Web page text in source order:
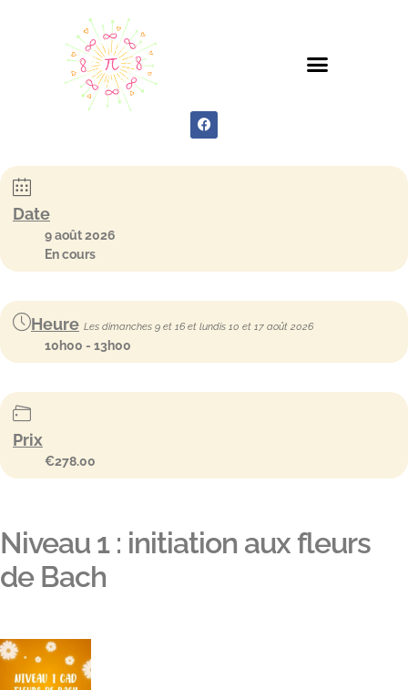
Date
9 août 2026
En cours
Heure Les dimanches 9 et 16 et lundis 10 et 17 août 2026
10h00 - 13h00
Prix
€278.00
Niveau 1 : initiation aux fleurs
de Bach